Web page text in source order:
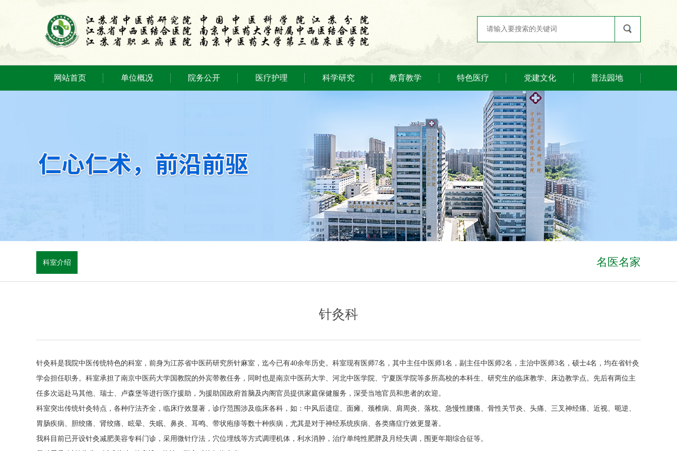
网站首页 单位概况 院务公开 医疗护理 科学研究 教育教学 特色医疗 党建文化 普法园地
名医名家
科室介绍
针灸科
针灸科是我院中医传统特色的科室，前身为江苏省中医药研究所针麻室，迄今已有40余年历史。科室现有医师7名，其中主任中医师1名，副主任中医师2名，主治中医师3名，硕士4名，均在省针灸
学会担任职务。科室承担了南京中医药大学国教院的外宾带教任务，同时也是南京中医药大学、河北中医学院、宁夏医学院等多所高校的本科生、研究生的临床教学、床边教学点。先后有两位主
任多次远赴马其他、瑞士、卢森堡等进行医疗援助，为援助国政府首脑及内阁官员提供家庭保健服务，深受当地官员和患者的欢迎。
科室突出传统针灸特点，各种疗法齐全，临床疗效显著，诊疗范围涉及临床各科，如：中风后遗症、面瘫、颈椎病、肩周炎、落枕、急慢性腰痛、骨性关节炎、头痛、三叉神经痛、近视、呃逆、
胃肠疾病、胆绞痛、肾绞痛、眩晕、失眠、鼻炎、耳鸣、带状疱疹等数十种疾病，尤其是对于神经系统疾病、各类痛症疗效更显著。
我科目前已开设针灸减肥美容专科门诊，采用微针疗法，穴位埋线等方式调理机体，利水消肿，治疗单纯性肥胖及月经失调，围更年期综合征等。